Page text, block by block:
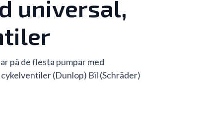
universal,
på de flesta pumpar med
(Dunlop) Bil (Schräder)